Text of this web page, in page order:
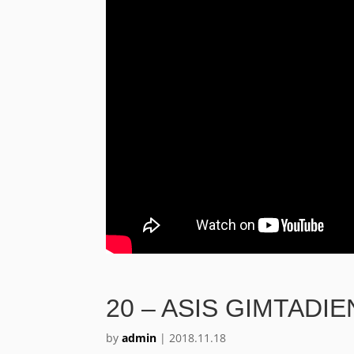
20 – ASIS
byadmin |2018.11.18